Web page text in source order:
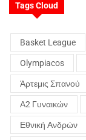
Tags Cloud
Basket League
Olympiacos
Άρτεμις Σπανού
Α2 Γυναικών
Εθνική Ανδρών